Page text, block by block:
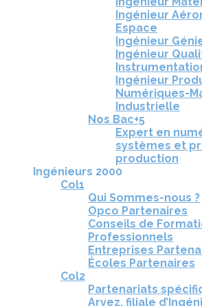
Ingénieur
Espace
Ingénieur
Ingénieur
Ingénieur
Numériques-
Industrielle
Nos Bac+5
Expert en
systèmes et
production
Ingénieurs 2000
Col1
Qui Sommes-nous ?
Opco Partenaires
Conseils de
Professionnels
Entreprises
Écoles Partenaires
Col2
Partenariats
Arvez, filiale